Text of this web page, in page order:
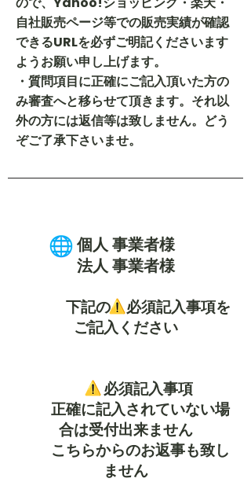
自社販売ページ等での販売実績が確認
できるURLを必ずご明記くださいます
ようお願い申し上げます。
・質問項目に正確にご記入頂いた方の
み審査へと移らせて頂きます。それ以
外の方には返信等は致しません。どう
ぞご了承下さいませ。
個人 事業者様
法人 事業者様
下記の 必須記入事項を
ご記入ください
​ 必須記入事項
正確に記入されていない場
合は受付出来ません
​ こちらからのお返事も致し
ません